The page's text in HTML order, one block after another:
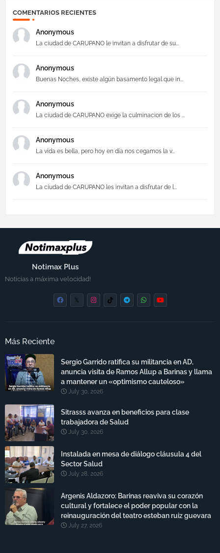
COMENTARIOS RECIENTES
Anonymous
La ciudad de CARUPANO le invitan a disfrutar de su...
Anonymous
Buenas Noches, existe algún basamento legal que in...
Anonymous
La ciudad de CARUPANO exige la culminacion de los ...
Anonymous
La vida es bella, pero hoy en día nos cegamos la v...
Anonymous
La ciudad de CARUPANO les invitan a disfrutar de l...
Notimax Plus
Noticias a máxima velocidad!
Más Reciente
Sergio Garrido ratifica su militancia en AD,
anuncia visita de Ramos Allup a Barinas y llama
a mantener un «optimismo cauteloso»
July 30, 2026
Sitrasss avanza en beneficios para clase
trabajadora de Salud
July 30, 2026
Instalada en mesa de diálogo cláusula 4 del
Sector Salud
July 28, 2026
Argenis Aldazoro: Barinas reaviva su corazón
cultural y fortalece el poder popular con la
reinauguración del teatro esteban ruiz guevara
July 27, 2026